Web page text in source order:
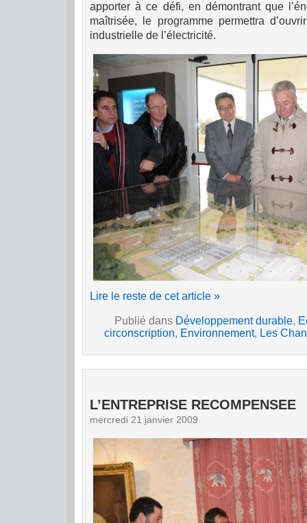
apporter à ce défi, en démontrant que
maîtrisée, le programme permettra
industrielle de l’électricité.
Lire le reste de cet article »
Publié dans Développement durable,
circonscription, Environnement, Les
L’ENTREPRISE RECOMPENSEE
mercredi 21 janvier 2009